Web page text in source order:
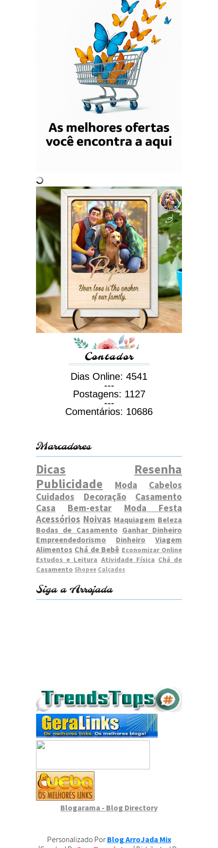
Contador
Dias Online: 4541
---
Postagens: 1127
---
Comentários: 10686
Marcadores
Dicas
Resenha
Publicidade
Moda
Cabelos
Cuidados
Decoração
Casamento
Casa
Bem-estar
Moda Festa
Acessórios Noivas Maquiagem Beleza
Bodas de Casamento Ganhar Dinheiro
Empreendedorismo
Dinheiro
Viagem
Alimentos Chá de Bebê Economizar Online
Estudos e Leitura Atividade Física Chá de
Casamento Shopee Calçados
Siga a Arrojada
Blogarama - Blog Directory
Personalizado Por Blog ArroJada Mix